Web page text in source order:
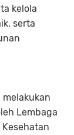
kelola
serta
Lembaga